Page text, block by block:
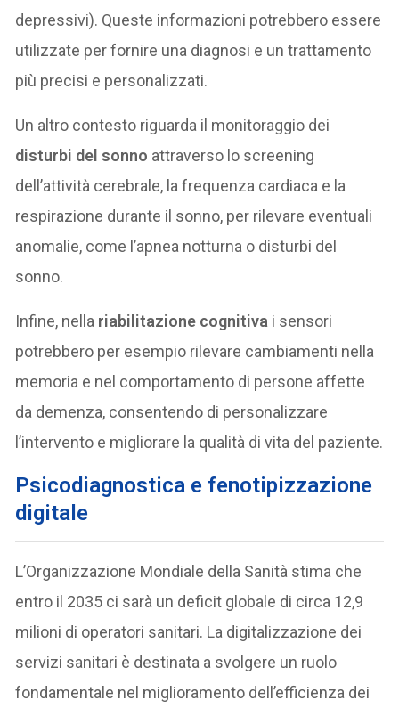
depressivi). Queste informazioni potrebbero essere
utilizzate per fornire una diagnosi e un trattamento
più precisi e personalizzati.
Un altro contesto riguarda il monitoraggio dei
disturbi del sonno attraverso lo screening
dell’attività cerebrale, la frequenza cardiaca e la
respirazione durante il sonno, per rilevare eventuali
anomalie, come l’apnea notturna o disturbi del
sonno.
Infine, nella riabilitazione cognitiva i sensori
potrebbero per esempio rilevare cambiamenti nella
memoria e nel comportamento di persone affette
da demenza, consentendo di personalizzare
l’intervento e migliorare la qualità di vita del paziente.
Psicodiagnostica e fenotipizzazione
digitale
L’Organizzazione Mondiale della Sanità stima che
entro il 2035 ci sarà un deficit globale di circa 12,9
milioni di operatori sanitari. La digitalizzazione dei
servizi sanitari è destinata a svolgere un ruolo
fondamentale nel miglioramento dell’efficienza dei